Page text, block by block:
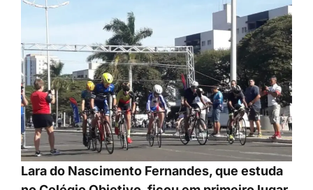
Lara do Nascimento Fernandes, que estuda